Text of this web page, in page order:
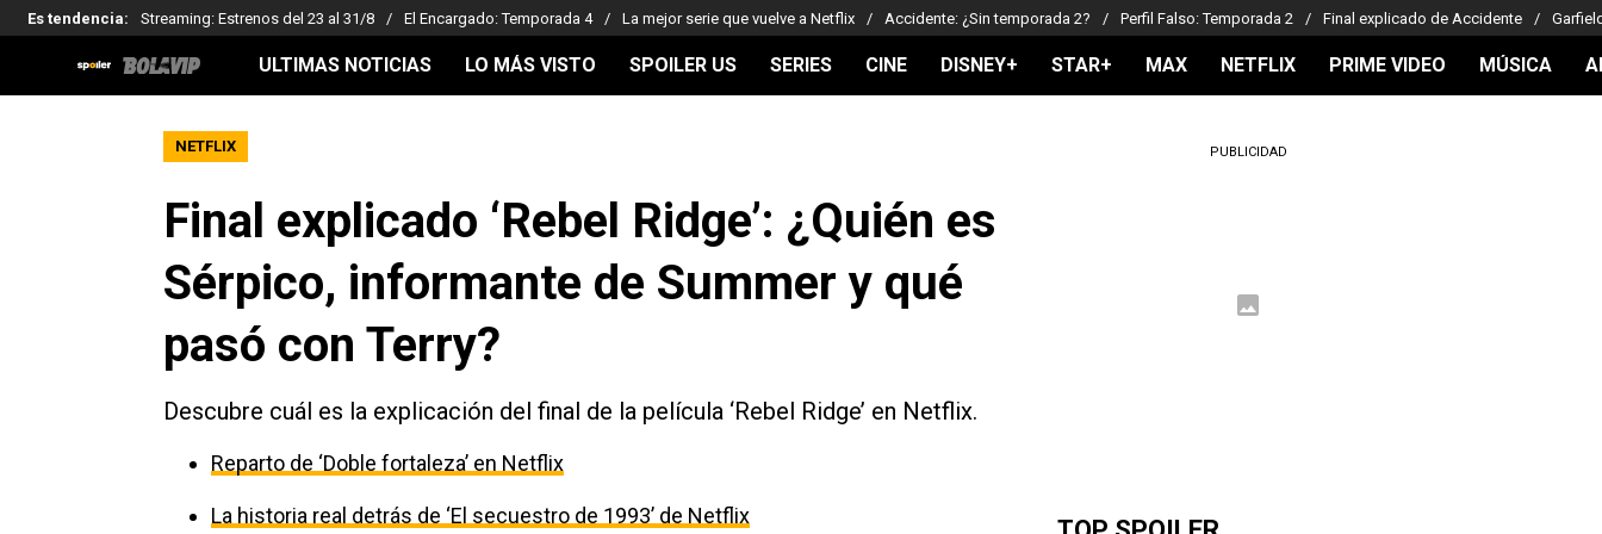
Es tendencia: Streaming: Estrenos del 23 al 31/8 El Encargado: Temporada 4 La mejor serie que vuelve a Netflix Accidente: ¿Sin temporada 2? Perfil Falso: Temporada 2 Final explicado de Accidente
ULTIMAS NOTICIAS LO MÁS VISTO SPOILER US SERIES CINE DISNEY+ STAR+ MAX NETFLIX PRIME VIDEO MÚSICA
NETFLIX
Final explicado ‘Rebel Ridge’: ¿Quién es
Sérpico, informante de Summer y qué
pasó con Terry?
Descubre cuál es la explicación del final de la película ‘Rebel Ridge’ en Netflix.
Reparto de ‘Doble fortaleza’ en Netflix
La historia real detrás de ‘El secuestro de 1993’ de Netflix
PUBLICIDAD